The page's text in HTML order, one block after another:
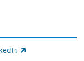
link)